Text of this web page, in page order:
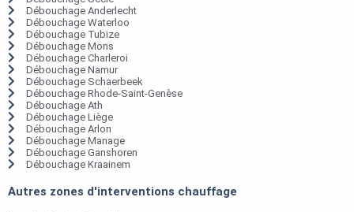
Débouchage Anderlecht
Débouchage Waterloo
Débouchage Tubize
Débouchage Mons
Débouchage Charleroi
Débouchage Namur
Débouchage Schaerbeek
Débouchage Rhode-Saint-Genèse
Débouchage Ath
Débouchage Liège
Débouchage Arlon
Débouchage Manage
Débouchage Ganshoren
Débouchage Kraainem
Autres zones d'interventions chauffage